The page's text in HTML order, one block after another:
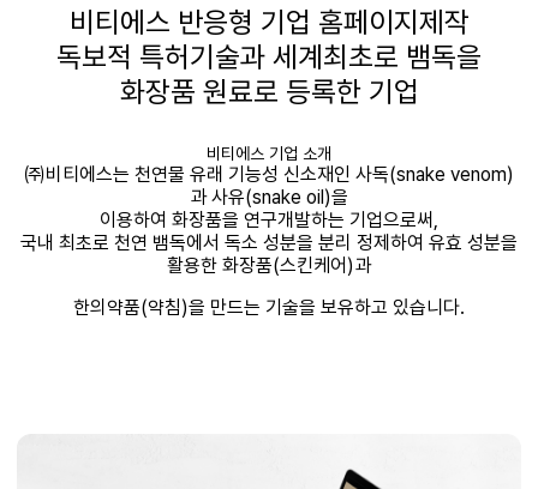
비티에스 반응형 기업 홈페이지제작
독보적 특허기술과 세계최초로 뱀독을
화장품 원료로 등록한 기업
비티에스 기업 소개
㈜비티에스는 천연물 유래 기능성 신소재인 사독(snake venom)
과 사유(snake oil)을
이용하여 화장품을 연구개발하는 기업으로써,
국내 최초로 천연 뱀독에서 독소 성분을 분리 정제하여 유효 성분을
활용한 화장품(스킨케어 )과
한의약품(약침)을 만드는 기술을 보유하고 있습니다.